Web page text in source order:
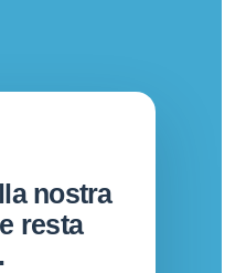
nostra
resta